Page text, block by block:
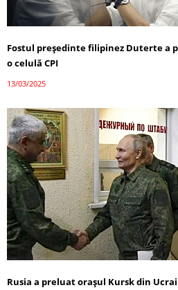
Fostul președinte filipinez Duterte
o celulă CPI
13/03/2025
Rusia a preluat orașul Kursk din